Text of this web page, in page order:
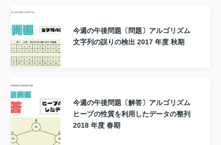
今週の午後問題〔問題〕アルゴリズム
文字列の誤りの検出 2017 年度 秋期
今週の午後問題〔解答〕アルゴリズム
ヒープの性質を利用したデータの整列
2018 年度 春期